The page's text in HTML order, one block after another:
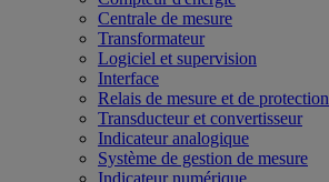
Centrale de mesure
Transformateur
Logiciel et supervision
Interface
Relais de mesure et de protection
Transducteur et convertisseur
Indicateur analogique
Système de gestion de mesure
Indicateur numérique